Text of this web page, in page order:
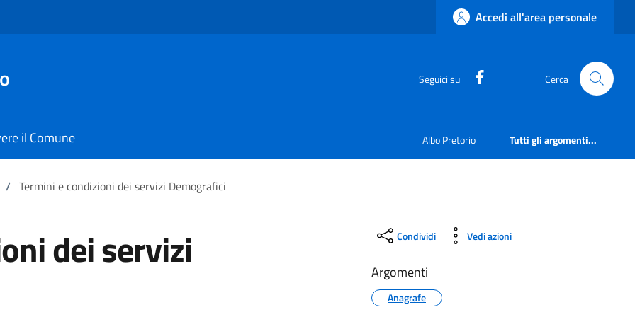
Accedi all'area personale
Seguici su https:// Cerca
il Comune Albo Pretorio Tutti gli argomenti...
/ Termini e condizioni dei servizi Demografici
dei servizi Condividi Vedi azioni
Argomenti
Anagrafe